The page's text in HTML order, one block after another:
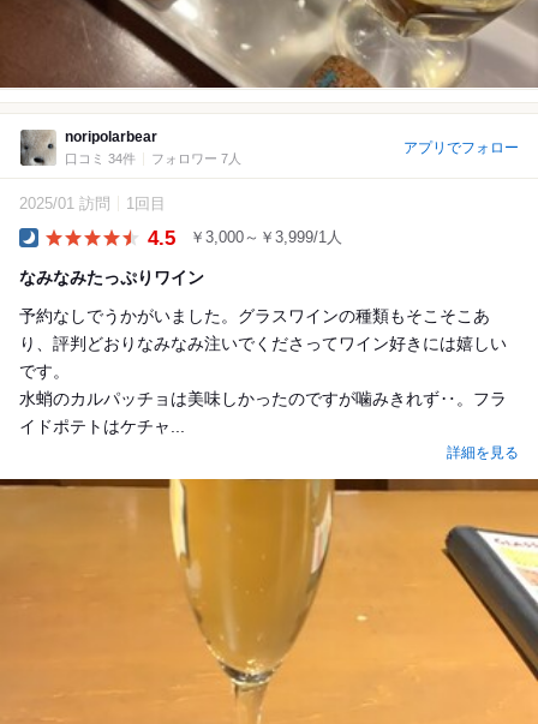
noripolarbear
口コミ 34件 フォロワー 7人
アプリでフォロー
2025/01 訪問 1回目
4.5 ￥3,000～￥3,999/1人
なみなみたっぷりワイン
予約なしでうかがいました。グラスワインの種類もそこそこあ
り、評判どおりなみなみ注いでくださってワイン好きには嬉しい
です。
水蛸のカルパッチョは美味しかったのですが噛みきれず‥。フラ
イドポテトはケチャ...
詳細を見る